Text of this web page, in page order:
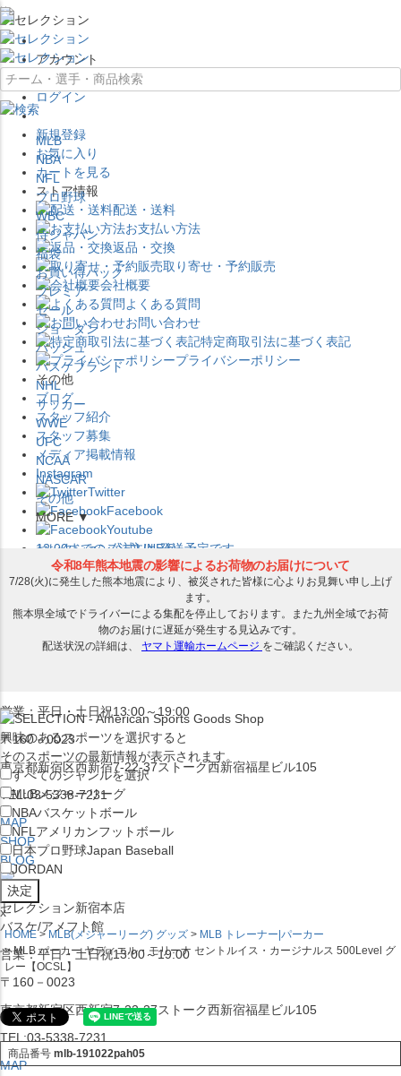
×
アカウント
ログイン
新規登録
お気に入り
カートを見る
ストア情報
配送・送料
お支払い方法
返品・交換
取り寄せ・予約販売
会社概要
よくある質問
お問い合わせ
特定商取引法に基づく表記
プライバシーポリシー
その他
ブログ
スタッフ紹介
スタッフ募集
メディア掲載情報
Instagram
Twitter
Facebook
Youtube
セレクション公式LINE@
営業：平日・土日祝13:00～19:00
〒160－0023
東京都新宿区西新宿7-22-37ストーク西新宿福星ビル105
TEL:03-5338-7231
MAP
SHOP
BLOG
セレクション新宿本店
バスケ/アメフト館
営業：平日・土日祝13:00～19:00
〒160－0023
東京都新宿区西新宿7-22-37ストーク西新宿福星ビル105
TEL:03-5338-7231
MAP
MLB
NBA
NFL
プロ野球
WBC
侍ジャパン
福袋
お買い得パック
プレミア
セール
ジョーダン
バッシュ
バスケブランド
NHL
サッカー
WWE
UFC
NCAA
NASCAR
その他
MORE ▼
12:00までのご注文は発送予定です。
在庫品は 1-3営業日内で発送!! ※お取寄せ商品は対象外
興味のあるスポーツを選択すると
そのスポーツの最新情報が表示されます。
すべてのジャンルを選択
MLBメジャーリーグ
NBAバスケットボール
NFL アメリカンフットボール
日本プロ野球Japan Baseball
JORDAN
x
HOME MLB(メジャーリーグ) グッズ
MLB トレーナー|パーカー
MLB パーカー ヤディエル・モリーナ セントルイス・カージナルス 500Level グ
レー【OCSL】
商品番号 mlb-191022pah05